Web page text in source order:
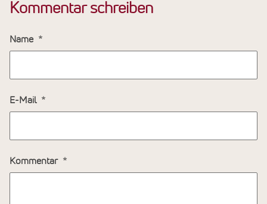
Kommentar schreiben
Name
E-Mail
Kommentar